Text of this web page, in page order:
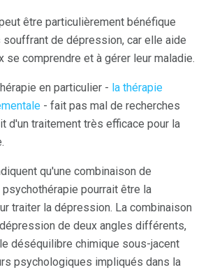
être particulièrement bénéfique
de dépression, car elle aide
se comprendre et à gérer leur maladie.
en particulier - la thérapie
- fait pas mal de recherches
d'un traitement très efficace pour la
qu'une combinaison de
pourrait être la
traiter la dépression. La combinaison
de deux angles différents,
déséquilibre chimique sous-jacent
psychologiques impliqués dans la